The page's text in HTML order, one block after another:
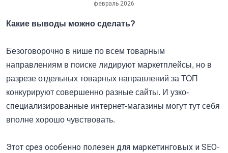
февраль 2026
Какие выводы можно сделать?
Безоговорочно в нише по всем товарным
направлениям в поиске лидируют маркетплейсы, но в
разрезе отдельных товарных направлений за ТОП
конкурируют совершенно разные сайты. И узко-
специализированные интернет-магазины могут тут себя
вполне хорошо чувствовать.
Этот срез особенно полезен для маркетинговых и SEO-